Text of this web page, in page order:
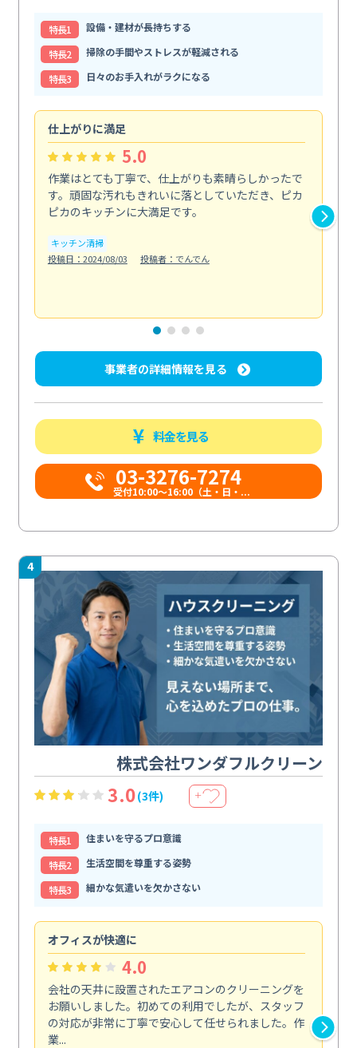
特⻑1
設備・建材が長持ちする
特⻑2
掃除の手間やストレスが軽減される
特⻑3
日々のお手入れがラクになる
仕上がりに満足
5.0
作業はとても丁寧で、仕上がりも素晴らしかったで
す。頑固な汚れもきれいに落としていただき、ピカ
ピカのキッチンに大満足です。
キッチン清掃
投稿日：2024/08/03
投稿者：でんでん
事業者の詳細情報を見る
料金を見る
03-3276-7274
受付10:00〜16:00（土・日・...
4
株式会社ワンダフルクリーン
3.0(3件) ＋
特⻑1
住まいを守るプロ意識
特⻑2
生活空間を尊重する姿勢
特⻑3
細かな気遣いを欠かさない
オフィスが快適に
4.0
会社の天井に設置されたエアコンのクリーニングを
お願いしました。初めての利用でしたが、スタッフ
の対応が非常に丁寧で安心して任せられました。作
業...